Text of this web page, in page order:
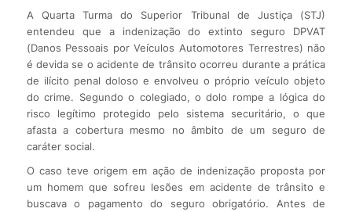
A Quarta Turma do Superior Tribunal de Justiça (STJ)
entendeu que a indenização do extinto seguro DPVAT
(Danos Pessoais por Veículos Automotores Terrestres) não
é devida se o acidente de trânsito ocorreu durante a prática
de ilícito penal doloso e envolveu o próprio veículo objeto
do crime. Segundo o colegiado, o dolo rompe a lógica do
risco legítimo protegido pelo sistema securitário, o que
afasta a cobertura mesmo no âmbito de um seguro de
caráter social.
O caso teve origem em ação de indenização proposta por
um homem que sofreu lesões em acidente de trânsito e
buscava o pagamento do seguro obrigatório. Antes de